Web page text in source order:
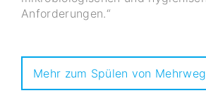
Anforderungen.“
Mehr zum Spülen von